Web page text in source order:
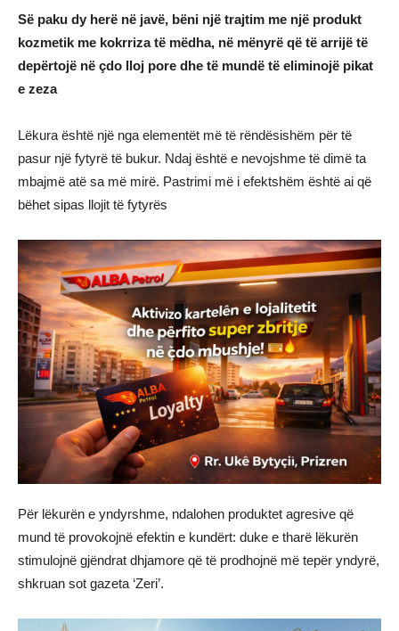
Së paku dy herë në javë, bëni një trajtim me një produkt
kozmetik me kokrriza të mëdha, në mënyrë që të arrijë të
depërtojë në çdo lloj pore dhe të mundë të eliminojë pikat
e zeza
Lëkura është një nga elementët më të rëndësishëm për të
pasur një fytyrë të bukur. Ndaj është e nevojshme të dimë ta
mbajmë atë sa më mirë. Pastrimi më i efektshëm është ai që
bëhet sipas llojit të fytyrës
Për lëkurën e yndyrshme, ndalohen produktet agresive që
mund të provokojnë efektin e kundërt: duke e tharë lëkurën
stimulojnë gjëndrat dhjamore që të prodhojnë më tepër yndyrë,
shkruan sot gazeta ‘Zeri’.